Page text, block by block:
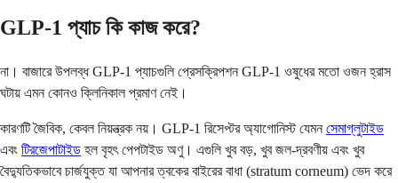
GLP-1 প্যাচ কি কাজ করে?
না। বাজারে উপলব্ধ GLP-1 প্যাচগুলি প্রেসক্রিপশন GLP-1 ওষুধের মতো ওজন হ্রাস
ঘটায় এমন কোনও ক্লিনিকাল প্রমাণ নেই।
কারণটি জৈবিক, কেবল নিয়ন্ত্রক নয়। GLP-1 রিসেপ্টর অ্যাগোনিস্ট যেমন সেমাগ্লুটাইড
এবং টিরজেপাটাইড হল বৃহৎ পেপটাইড অণু। এগুলি খুব বড়, খুব জল-দ্রবণীয় এবং খুব
বৈদ্যুতিকভাবে চার্জযুক্ত যা আপনার ত্বকের বাইরের বাধা (stratum corneum) ভেদ করে